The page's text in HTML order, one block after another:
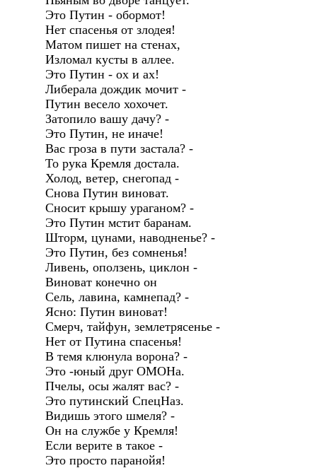
Это Путин - обормот!
Нет спасенья от злодея!
Матом пишет на стенах,
Изломал кусты в аллее.
Это Путин - ох и ах!
Либерала дождик мочит -
Путин весело хохочет.
Затопило вашу дачу? -
Это Путин, не иначе!
Вас гроза в пути застала? -
То рука Кремля достала.
Холод, ветер, снегопад -
Снова Путин виноват.
Сносит крышу ураганом? -
Это Путин мстит баранам.
Шторм, цунами, наводненье? -
Это Путин, без сомненья!
Ливень, оползень, циклон -
Виноват конечно он
Сель, лавина, камнепад? -
Ясно: Путин виноват!
Смерч, тайфун, землетрясенье -
Нет от Путина спасенья!
В темя клюнула ворона? -
Это -юный друг ОМОНа.
Пчелы, осы жалят вас? -
Это путинский СпецНаз.
Видишь этого шмеля? -
Он на службе у Кремля!
Если верите в такое -
Это просто паранойя!